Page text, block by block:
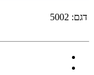
דגם: 5002